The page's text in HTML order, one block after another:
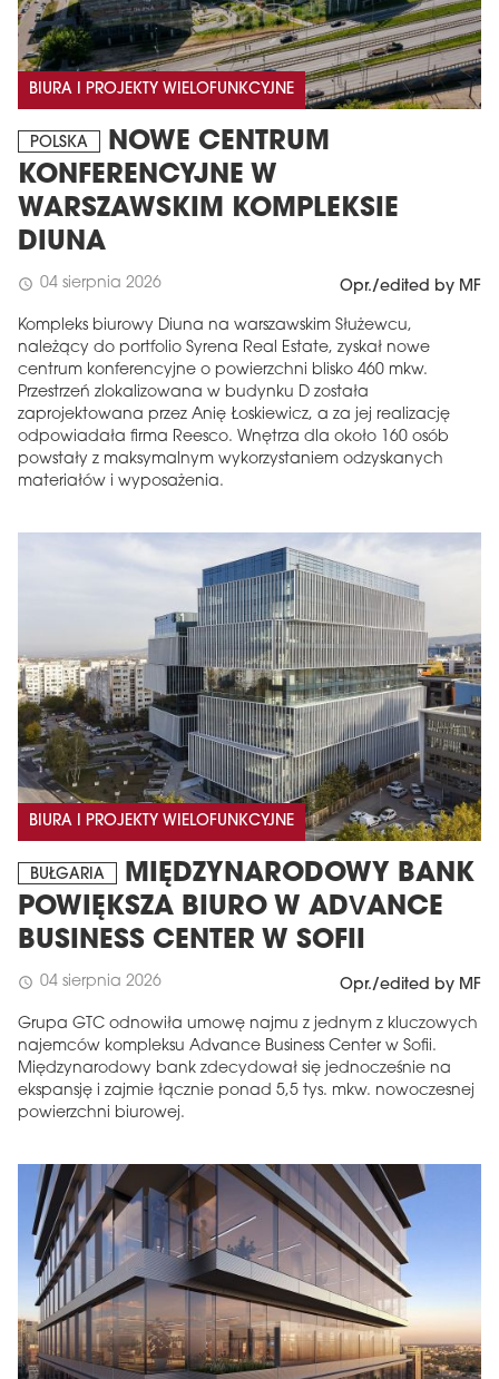
BIURA I PROJEKTY WIELOFUNKCYJNE
POLSKA
NOWE CENTRUM
KONFERENCYJNE W
WARSZAWSKIM KOMPLEKSIE
DIUNA
schedule 04 sierpnia 2026 Opr./edited by MF
Kompleks biurowy Diuna na warszawskim Służewcu,
należący do portfolio Syrena Real Estate, zyskał nowe
centrum konferencyjne o powierzchni blisko 460 mkw.
Przestrzeń zlokalizowana w budynku D została
zaprojektowana przez Anię Łoskiewicz, a za jej realizację
odpowiadała firma Reesco. Wnętrza dla około 160 osób
powstały z maksymalnym wykorzystaniem odzyskanych
materiałów i wyposażenia.
BIURA I PROJEKTY WIELOFUNKCYJNE
BUŁGARIA
MIĘDZYNARODOWY BANK
POWIĘKSZA BIURO W ADVANCE
BUSINESS CENTER W SOFII
schedule 04 sierpnia 2026 Opr./edited by MF
Grupa GTC odnowiła umowę najmu z jednym z kluczowych
najemców kompleksu Advance Business Center w Sofii.
Międzynarodowy bank zdecydował się jednocześnie na
ekspansję i zajmie łącznie ponad 5,5 tys. mkw. nowoczesnej
powierzchni biurowej.